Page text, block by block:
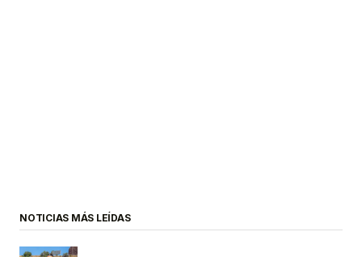
NOTICIAS MÁS LEÍDAS